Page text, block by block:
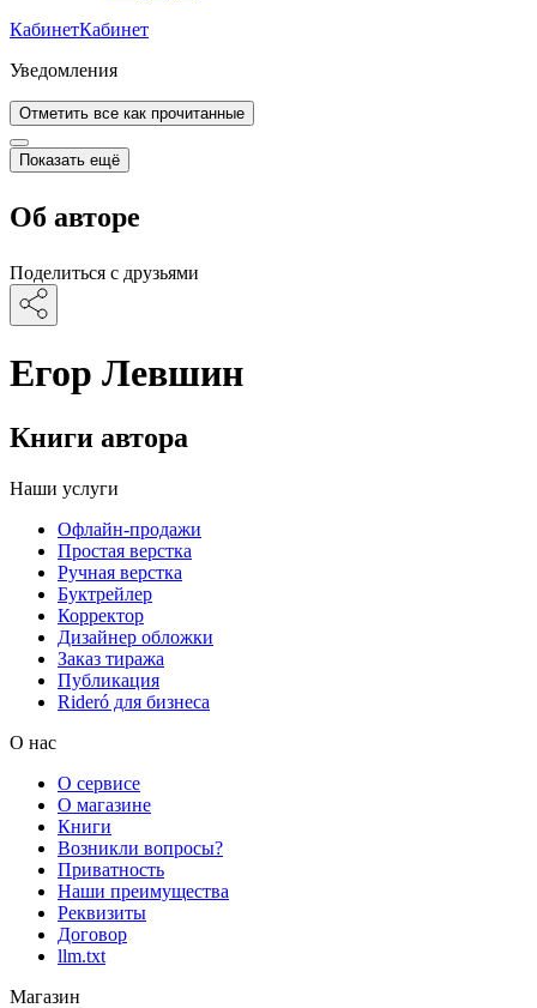
КабинетКабинет
Уведомления
Отметить все как прочитанные
Показать ещё
Об авторе
Поделиться с друзьями
Егор Левшин
Книги автора
Наши услуги
Офлайн-продажи
Простая верстка
Ручная верстка
Буктрейлер
Корректор
Дизайнер обложки
Заказ тиража
Публикация
Rideró для бизнеса
О нас
О сервисе
О магазине
Книги
Возникли вопросы?
Приватность
Наши преимущества
Реквизиты
Договор
llm.txt
Магазин